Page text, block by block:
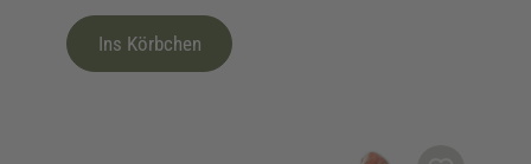
Ins Körbchen